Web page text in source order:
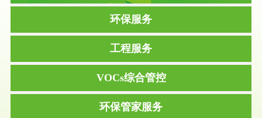
环保服务
工程服务
VOCs综合管控
环保管家服务